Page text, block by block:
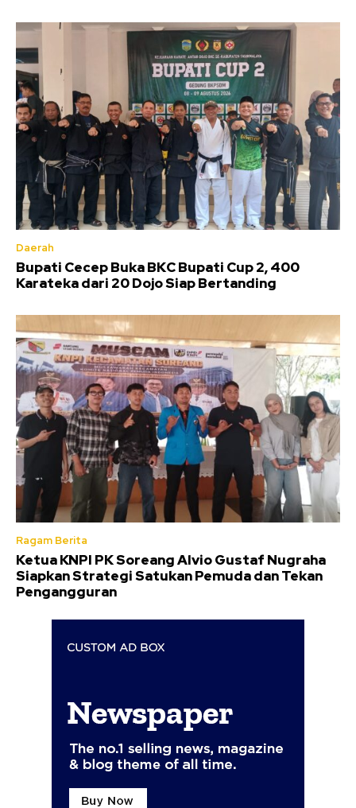
Daerah
Bupati Cecep Buka BKC Bupati Cup 2, 400
Karateka dari 20 Dojo Siap Bertanding
Ragam Berita
Ketua KNPI PK Soreang Alvio Gustaf Nugraha
Siapkan Strategi Satukan Pemuda dan Tekan
Pengangguran